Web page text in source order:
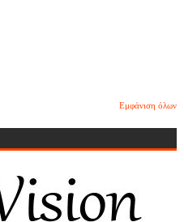
Εμφάνιση όλων